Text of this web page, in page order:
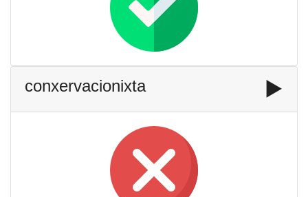
conxervacionixta ▶️